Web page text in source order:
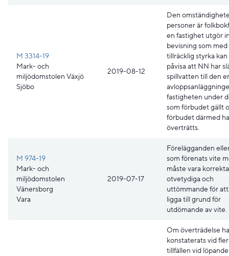
M 3314-19
Mark- och
miljödomstolen Växjö
Sjöbo
2019-08-12
Den
personer är
en fastighet utgör
bevisning som med
tillräcklig styrka kan
påvisa att NN har
spillvatten till den
fastigheten under
som förbudet gällt
förbudet därmed
överträtts.
M 974-19
Mark- och
miljödomstolen
Vänersborg
Vara
2019-07-17
Förelägganden
som förenats vite
måste vara
otvetydiga och
uttömmande för
ligga till grund för
utdömande av vite.
Om överträdelse
konstaterats vid
tillfällen vid